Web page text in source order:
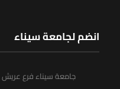
انضم لجامعة سيناء
جامعة سيناء فرع عريش